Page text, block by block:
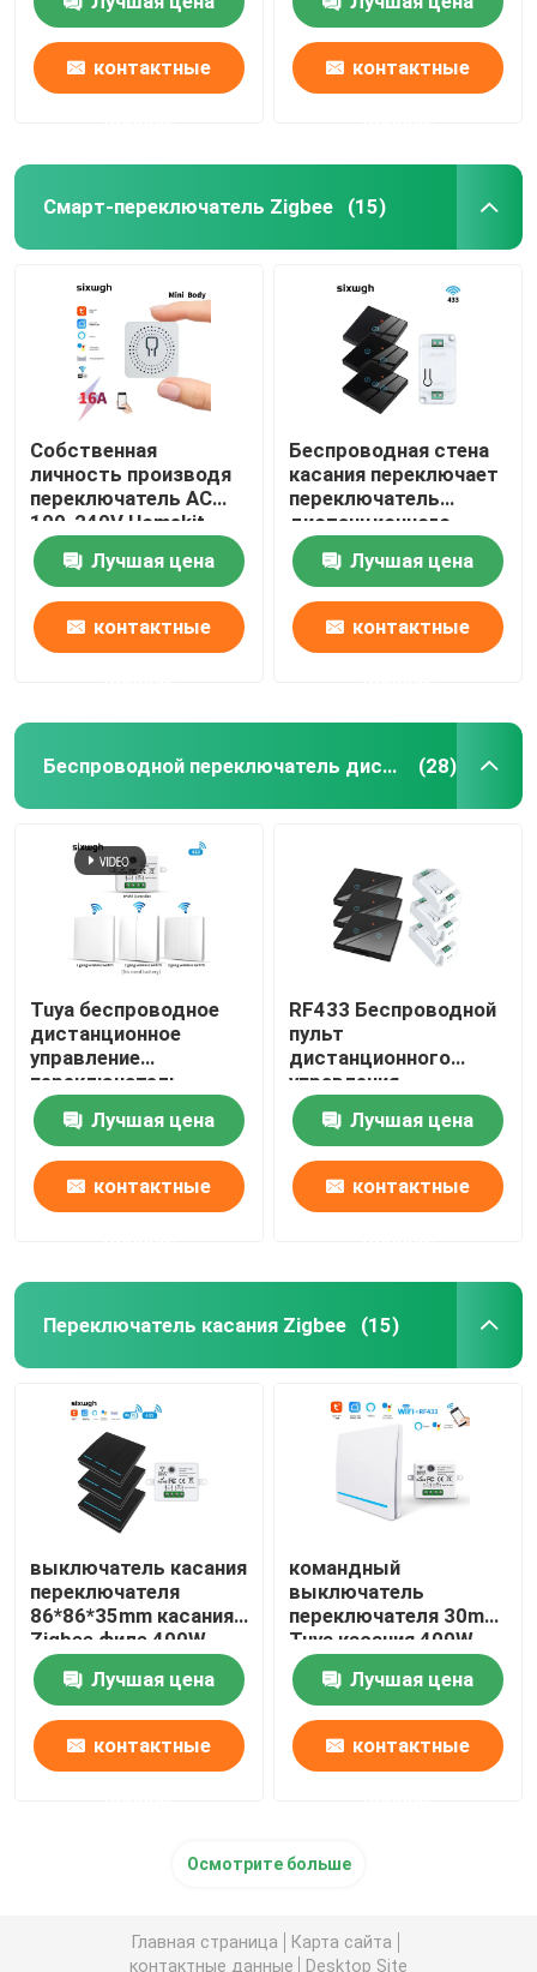
контактные контактные
Смарт-переключатель Zigbee (15)
Собственная
личность производя
переключатель AC
100-240V Homekit
переключателя
Zigbee умный
беспроводной
Лучшая цена
контактные
Беспроводная стена
касания переключает
переключатель
дистанционного
управления панели
наборов RF433 1gang
роскошный
стеклянный
Лучшая цена
контактные
Беспроводной переключатель дистанционного управления (28)
Tuya беспроводное
дистанционное
управление
переключатель
контроллер и
приемник совпадают
с Tuya модуль
поддержка Google
Alexa голосового
Лучшая цена
контактные
RF433 Беспроводной
пульт
дистанционного
управления
переключатель с
кристаллической
стеклянной панелью
сенсорный
переключатель с 10A
Лучшая цена
контактные
Переключатель касания Zigbee (15)
выключатель касания
переключателя
86*86*35mm касания
Zigbee филе 400W
стеклянный
Лучшая цена
контактные
командный
выключатель
переключателя 30m
Tuya касания 400W
Zigbee беспроводной
Лучшая цена
контактные
Осмотрите больше
Главная страница
Карта сайта
контактные данные
Desktop Site